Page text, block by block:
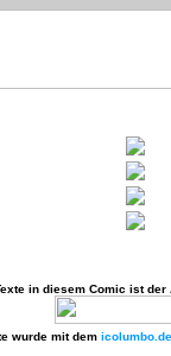
in diesem Comic ist der
wurde mit dem